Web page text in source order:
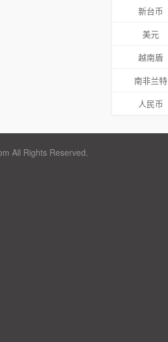
新台币
美元
越南盾
南非兰特
人民币
All Rights Reserved.